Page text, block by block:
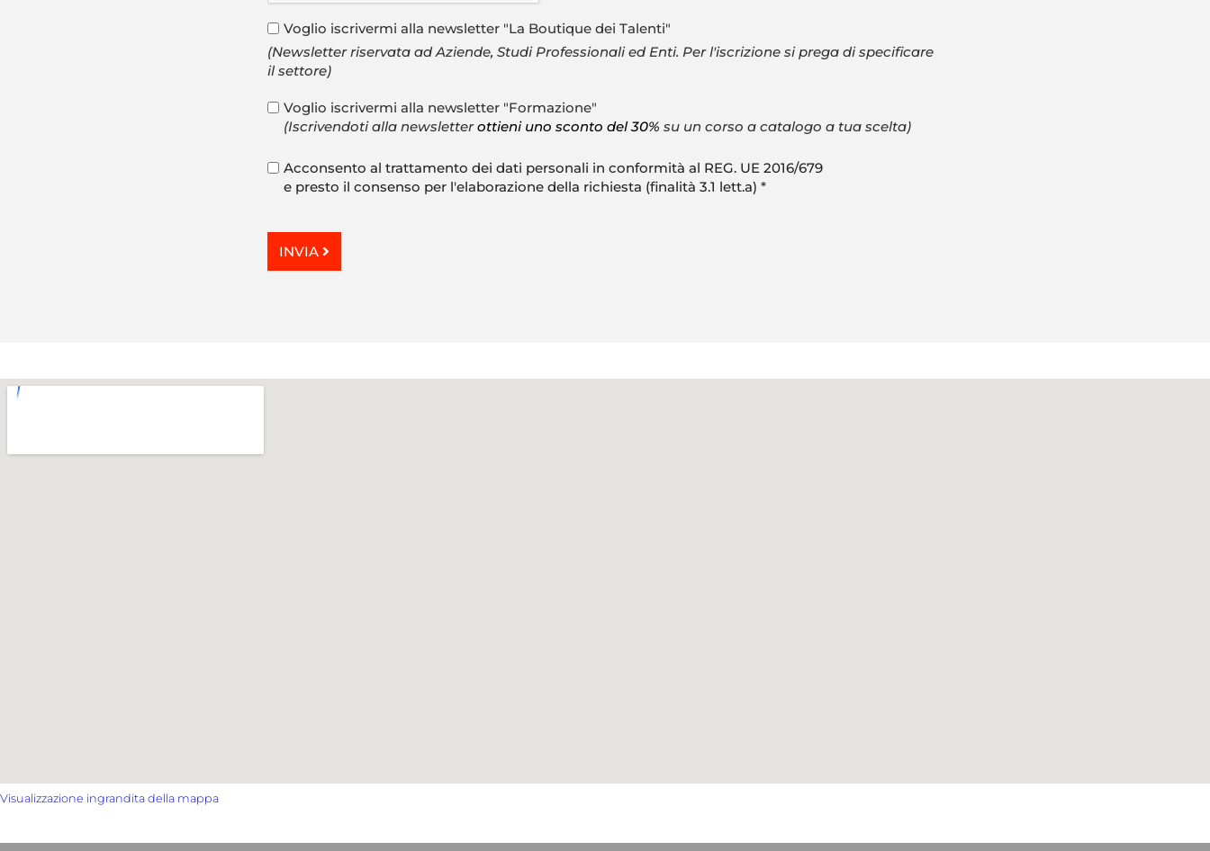
Voglio iscrivermi alla newsletter "La Boutique dei Talenti"
(Newsletter riservata ad Aziende, Studi Professionali ed Enti. Per l'iscrizione si prega di specificare
il settore)
Voglio iscrivermi alla newsletter "Formazione"
(Iscrivendoti alla newsletterottieni uno sconto del 30% su un corso a catalogo a tua scelta)
Acconsento al trattamento dei dati personali in conformità al REG. UE 2016/679
e presto il consenso per l'elaborazione della richiesta (finalità 3.1 lett.a) *
INVIA
Visualizzazione ingrandita della mappa